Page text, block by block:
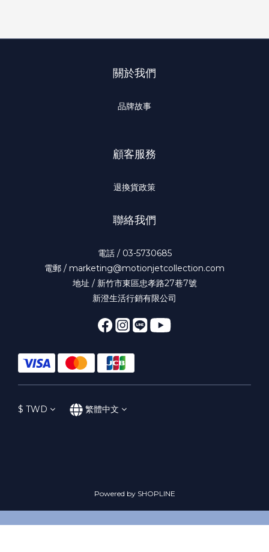
關於我們
品牌故事
顧客服務
退換貨政策
聯絡我們
電話 / 03-5730685
電郵 / marketing@motionjetcollection.com
地址 / 新竹市東區忠孝路27巷7號
新澄生活行銷有限公司
$ TWD 繁體中文
Powered by SHOPLINE